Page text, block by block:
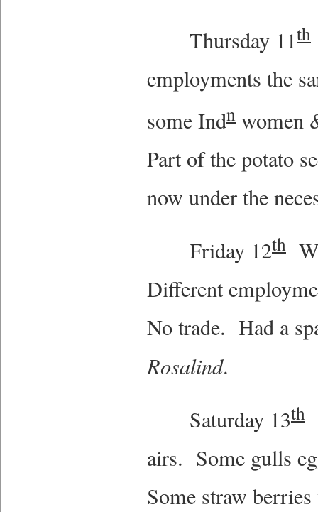
Thursday 11th
employments the
some Indn women
Part of the potato
now under the
Friday 12th
Different
No trade. Had a
Rosalind.
Saturday 13th
airs. Some gulls
Some straw